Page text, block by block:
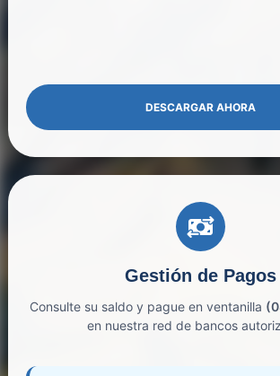
DESCARGAR AHORA
Gestión de Pagos
Consulte su saldo y pague en ventanilla
en nuestra red de bancos